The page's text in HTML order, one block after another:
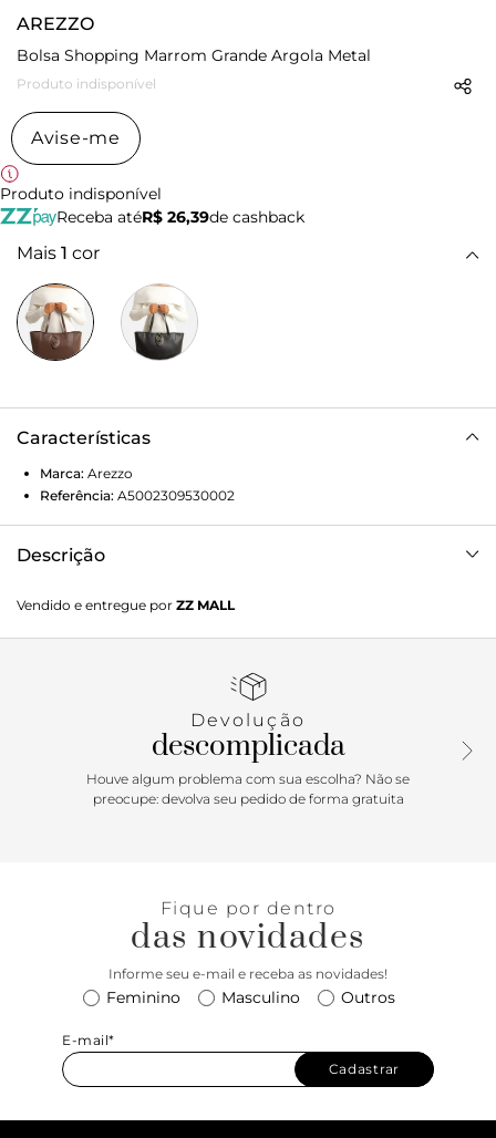
AREZZO
Bolsa Shopping Marrom Grande Argola Metal
Produto indisponível
Avise-me
Produto indisponível
Receba atéR$ 26,39de cashback
Mais 1 cor
Características
Marca: Arezzo
Referência: A5002309530002
Descrição
estruturado e acabamento texturizado. Traz duas alças de
ombro e fecho superior em zíper com puxador. Apresenta
parte frontal, com argola metálica central.
Vendido e entregue por ZZ MALL
Devolução
descomplicada
Houve algum problema com sua escolha? Não se
preocupe: devolva seu pedido de forma gratuita
Fique por dentro
das novidades
Informe seu e-mail e receba as novidades!
Feminino Masculino Outros
E-mail*
Cadastrar